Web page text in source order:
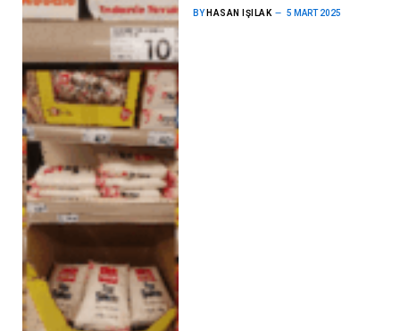
BY HASAN IŞILAK 5 MART 2025